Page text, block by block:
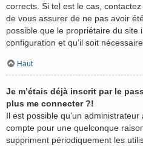
corrects. Si tel est le cas,
de vous assurer de ne pas avoir
possible que le propriétaire du site
configuration et qu’il soit
Haut
Je m’étais déjà inscrit par le
plus me connecter ?!
Il est possible qu’un
compte pour une quelconque
suppriment périodiquement les